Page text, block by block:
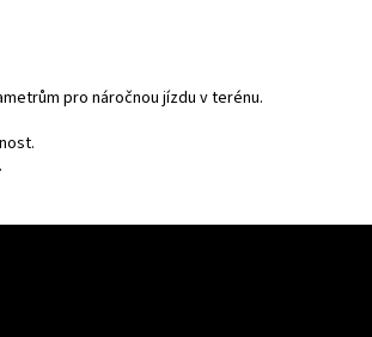
pro náročnou jízdu v terénu.